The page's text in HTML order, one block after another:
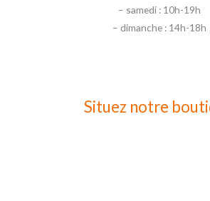
– samedi : 10h-19h
– dimanche : 14h-18h
Situez notre